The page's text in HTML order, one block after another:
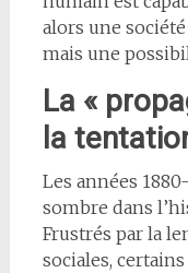
alors une société
mais une
La «
la
Les années
sombre dans
Frustrés par la
sociales,